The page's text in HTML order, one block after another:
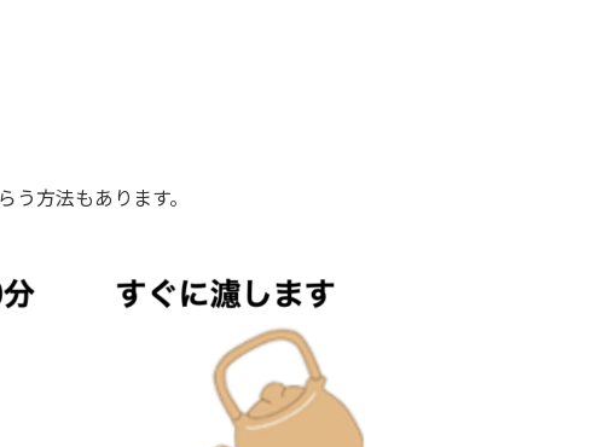
う方法もあります。